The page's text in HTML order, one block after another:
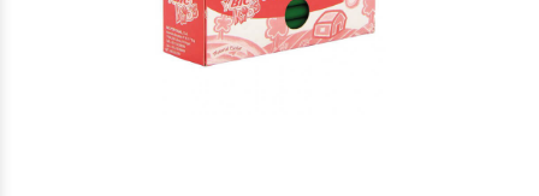
Audiovisuales ›